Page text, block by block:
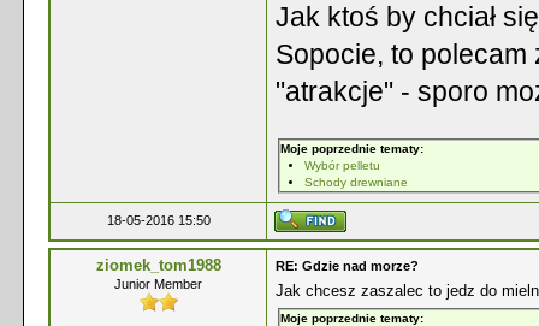
Jak ktoś by chciał
Sopocie, to polecam
"atrakcje" - sporo
Moje poprzednie tematy:
Wybór pelletu
Schody drewniane
18-05-2016 15:50
ziomek_tom1988
Junior Member
RE: Gdzie nad morze?
Jak chcesz zaszalec to jedz do
Moje poprzednie tematy: